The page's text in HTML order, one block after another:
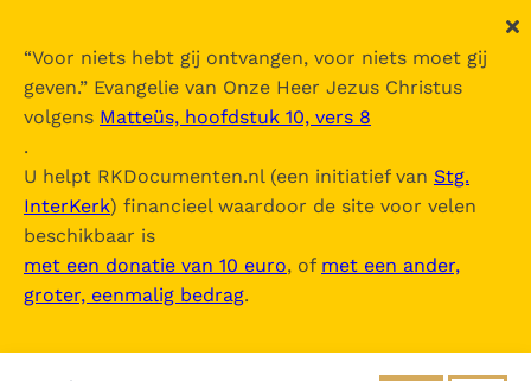
“Voor niets hebt gij ontvangen, voor niets moet gij
geven.” Evangelie van Onze Heer Jezus Christus
volgens Matteüs, hoofdstuk 10, vers 8
.
U helpt RKDocumenten.nl (een initiatief van Stg.
InterKerk) financieel waardoor de site voor velen
beschikbaar is
met een donatie van 10 euro, of met een ander,
groter, eenmalig bedrag.